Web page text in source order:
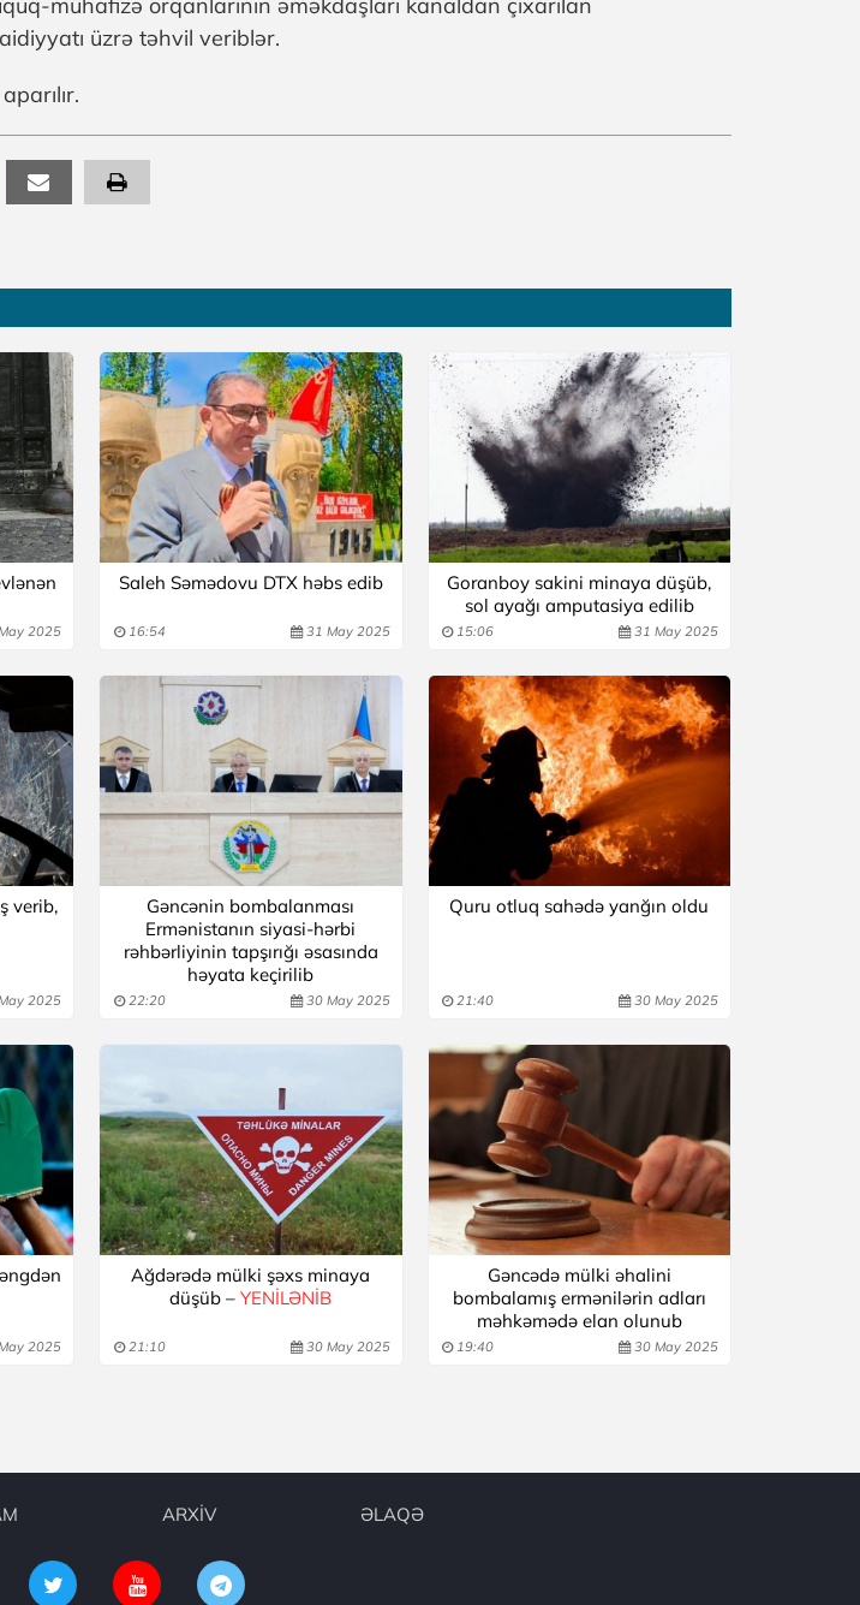
üzrə təhvil veriblər.
2025
Saleh Səmədovu DTX həbs edib
16:54 31 May 2025
Goranboy sakini minaya düşüb,
sol ayağı amputasiya edilib
15:06 31 May 2025
verib,
2025
Gəncənin bombalanması
Ermənistanın siyasi-hərbi
rəhbərliyinin tapşırığı əsasında
həyata keçirilib
22:20 30 May 2025
Quru otluq sahədə yanğın oldu
21:40 30 May 2025
2025
Ağdərədə mülki şəxs minaya
düşüb –YENİLƏNİB
21:10 30 May 2025
Gəncədə mülki əhalini
bombalamış ermənilərin adları
məhkəmədə elan olunub
19:40 30 May 2025
ARXİV ƏLAQƏ